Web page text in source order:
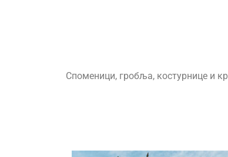
Споменици, гробља, костурнице и